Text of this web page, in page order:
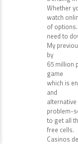
Whether
watch
of
need to
My
by
65 million
game
which is
and
problem-
to get all
free cells.
Casinos